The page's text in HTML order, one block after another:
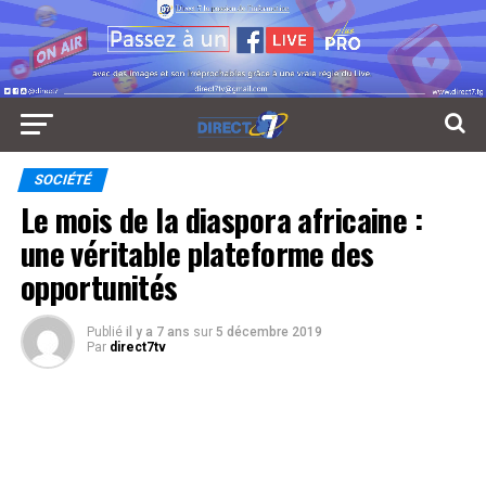
SOCIÉTÉ
Le mois de la diaspora africaine :
une véritable plateforme des
opportunités
Publié il y a 7 ans sur 5 décembre 2019
Par direct7tv